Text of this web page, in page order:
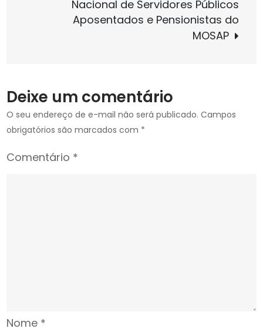
Nacional de Servidores Públicos
Aposentados e Pensionistas do
MOSAP
Deixe um comentário
O seu endereço de e-mail não será publicado. Campos
obrigatórios são marcados com *
Comentário *
Nome *